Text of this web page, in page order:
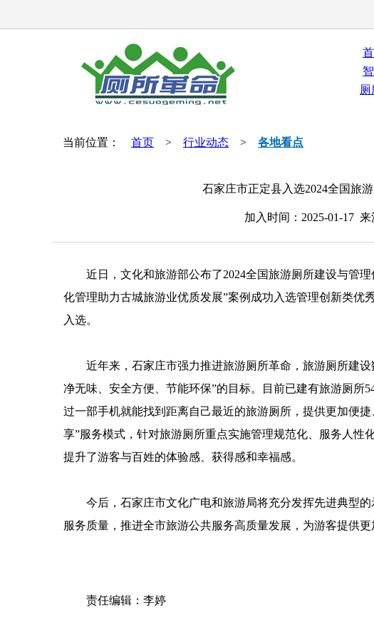
厕
当前位置： 首页 > 行业动态 > 各地看点
石家庄市正定县入选2024全国旅
加入时间：2025-01-17
近日，文化和旅游部公布了2024全国旅游厕所建设与管理
化管理助力古城旅游业优质发展”案例成功入选管理创新类优
入选。
近年来，石家庄市强力推进旅游厕所革命，旅游厕所建设
净无味、安全方便、节能环保”的目标。目前已建有旅游厕所
过一部手机就能找到距离自己最近的旅游厕所，提供更加便
享”服务模式，针对旅游厕所重点实施管理规范化、服务人性
提升了游客与百姓的体验感、获得感和幸福感。
今后，石家庄市文化广电和旅游局将充分发挥先进典型的
服务质量，推进全市旅游公共服务高质量发展，为游客提供更
责任编辑：李婷